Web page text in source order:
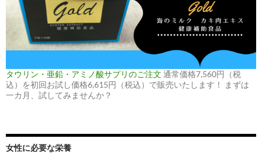
タウリン・亜鉛・アミノ酸サプリのご注文 通常価格7,560円（税
込）を初回お試し価格6,615円（税込）で販売いたします！ まずは
一カ月、試してみませんか？
女性に必要な栄養